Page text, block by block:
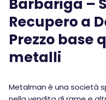
Barbariga –
Recupero a
Prezzo base
metalli
Metalman è una società